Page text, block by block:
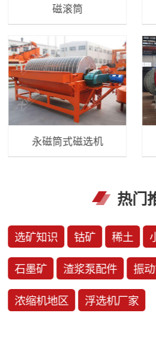
磁滚筒
永磁筒式磁选机
热门
选矿知识 钴矿 稀土
石墨矿 渣浆泵配件 振
浓缩机地区 浮选机厂家